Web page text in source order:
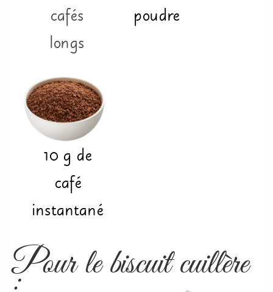
cafés
longs
poudre
10 g de
café
instantané
Pour le biscuit cuillère
: